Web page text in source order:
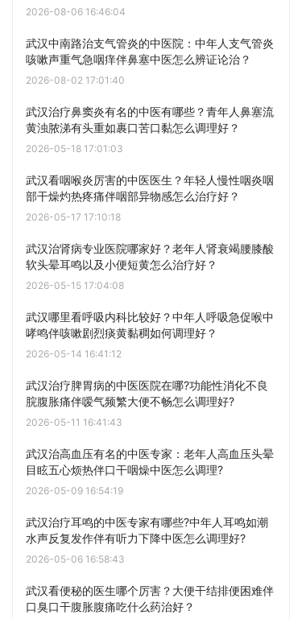
2026-08-06 16:46:04
武汉中南路治支气管炎的中医院：中年人支气管炎
咳嗽声重气急咽痒伴鼻塞中医怎么辨证论治？
2026-08-02 17:01:40
武汉治疗鼻窦炎有名的中医有哪些？青年人鼻塞流
黄浊脓涕有头重如裹口苦口黏怎么调理好？
2026-05-18 17:01:03
武汉看咽喉炎厉害的中医医生？年轻人慢性咽炎咽
部干燥灼热疼痛伴咽部异物感怎么治疗好？
2026-05-17 17:10:18
武汉治肾病专业医院哪家好？老年人肾衰竭腰膝酸
软头晕耳鸣以及小便短黄怎么治疗好？
2026-05-15 17:04:08
武汉哪里看呼吸内科比较好？中年人呼吸急促喉中
哮鸣伴咳嗽剧烈痰黄黏稠如何调理好？
2026-05-14 16:41:12
武汉治疗脾胃病的中医医院在哪?功能性消化不良
脘腹胀痛伴嗳气频繁大便不畅怎么调理好?
2026-05-11 16:41:43
武汉治高血压有名的中医专家：老年人高血压头晕
目眩五心烦热伴口干咽燥中医怎么调理?
2026-05-09 16:54:19
武汉治疗耳鸣的中医专家有哪些?中年人耳鸣如潮
水声反复发作伴有听力下降中医怎么调理好?
2026-05-06 16:58:43
武汉看便秘的医生哪个厉害？大便干结排便困难伴
口臭口干腹胀腹痛吃什么药治好？